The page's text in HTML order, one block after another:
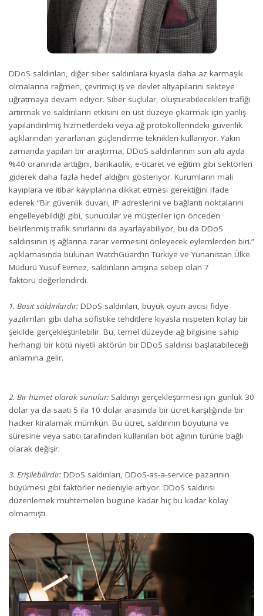
DDoS saldırıları, diğer siber saldırılara kıyasla daha az karmaşık
olmalarına rağmen, çevrimiçi iş ve devlet altyapılarını sekteye
uğratmaya devam ediyor. Siber suçlular, oluşturabilecekleri trafiği
artırmak ve saldırıların etkisini en üst düzeye çıkarmak için yanlış
yapılandırılmış hizmetlerdeki veya ağ protokollerindeki güvenlik
açıklarından yararlanan güçlendirme teknikleri kullanıyor. Yakın
zamanda yapılan bir araştırma, DDoS saldırılarının son altı ayda
%40 oranında arttığını, bankacılık, e-ticaret ve eğitim gibi sektörleri
giderek daha fazla hedef aldığını gösteriyor. Kurumların mali
kayıplara ve itibar kayıplarına dikkat etmesi gerektiğini ifade
ederek “Bir güvenlik duvarı, IP adreslerini ve bağlantı noktalarını
engelleyebildiği gibi, sunucular ve müşteriler için önceden
belirlenmiş trafik sınırlarını da ayarlayabiliyor, bu da DDoS
saldırısının iş ağlarına zarar vermesini önleyecek eylemlerden biri.”
açıklamasında bulunan WatchGuard’ın Türkiye ve Yunanistan Ülke
Müdürü Yusuf Evmez, saldırıların artışına sebep olan 7
faktörü değerlendirdi.
1. Basit saldırılardır: DDoS saldırıları, büyük oyun avcısı fidye
yazılımları gibi daha sofistike tehditlere kıyasla nispeten kolay bir
şekilde gerçekleştirilebilir. Bu, temel düzeyde ağ bilgisine sahip
herhangi bir kötü niyetli aktörün bir DDoS saldırısı başlatabileceği
anlamına gelir.
2. Bir hizmet olarak sunulur: Saldırıyı gerçekleştirmesi için günlük 30
dolar ya da saati 5 ila 10 dolar arasında bir ücret karşılığında bir
hacker kiralamak mümkün. Bu ücret, saldırının boyutuna ve
süresine veya satıcı tarafından kullanılan bot ağının türüne bağlı
olarak değişir.
3. Erişilebilirdir: DDoS saldırıları, DDoS-as-a-service pazarının
büyümesi gibi faktörler nedeniyle artıyor. DDoS saldırısı
düzenlemek muhtemelen bugüne kadar hiç bu kadar kolay
olmamıştı.